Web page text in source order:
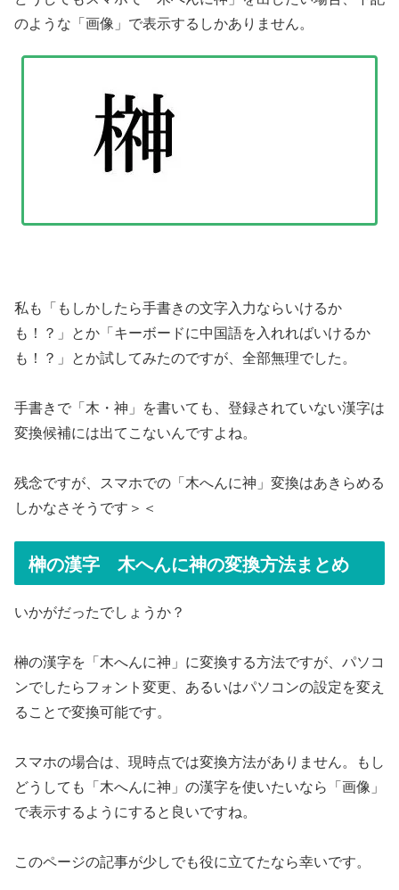
のような「画像」で表示するしかありません。
私も「もしかしたら手書きの文字入力ならいけるか
も！？」とか「キーボードに中国語を入れればいけるか
も！？」とか試してみたのですが、全部無理でした。
手書きで「木・神」を書いても、登録されていない漢字は
変換候補には出てこないんですよね。
残念ですが、スマホでの「木へんに神」変換はあきらめる
しかなさそうです＞＜
榊の漢字 木へんに神の変換方法まとめ
いかがだったでしょうか？
榊の漢字を「木へんに神」に変換する方法ですが、パソコ
ンでしたらフォント変更、あるいはパソコンの設定を変え
ることで変換可能です。
スマホの場合は、現時点では変換方法がありません。もし
どうしても「木へんに神」の漢字を使いたいなら「画像」
で表示するようにすると良いですね。
このページの記事が少しでも役に立てたなら幸いです。